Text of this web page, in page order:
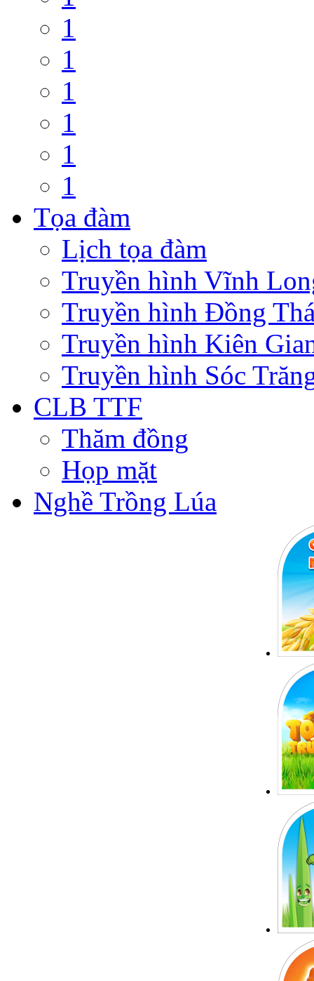
1
1
1
1
1
1
Tọa đàm
Lịch tọa đàm
Truyền hình Vĩnh
Truyền hình Đồng
Truyền hình Kiên
Truyền hình Sóc
CLB TTF
Thăm đồng
Họp mặt
Nghề Trồng Lúa